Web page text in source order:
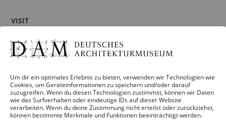
Um dir ein optimales Erlebnis zu bieten, verwenden wir Technologien wie
Cookies, um Geräteinformationen zu speichern und/oder darauf
zuzugreifen. Wenn du diesen Technologien zustimmst, können wir Daten
wie das Surfverhalten oder eindeutige IDs auf dieser Website
verarbeiten. Wenn du deine Zustimmung nicht erteilst oder zurückziehst,
können bestimmte Merkmale und Funktionen beeinträchtigt werden.
VISIT
Guided tours
Contact